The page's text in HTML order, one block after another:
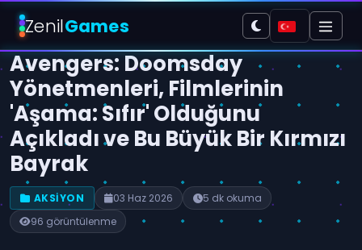
ZenilGames
Avengers: Doomsday
Yönetmenleri, Filmlerinin
'Aşama: Sıfır' Olduğunu
Açıkladı ve Bu Büyük Bir Kırmızı
Bayrak
AKSIYON 03 Haz 2026
5 dk okuma
96 görüntülenme